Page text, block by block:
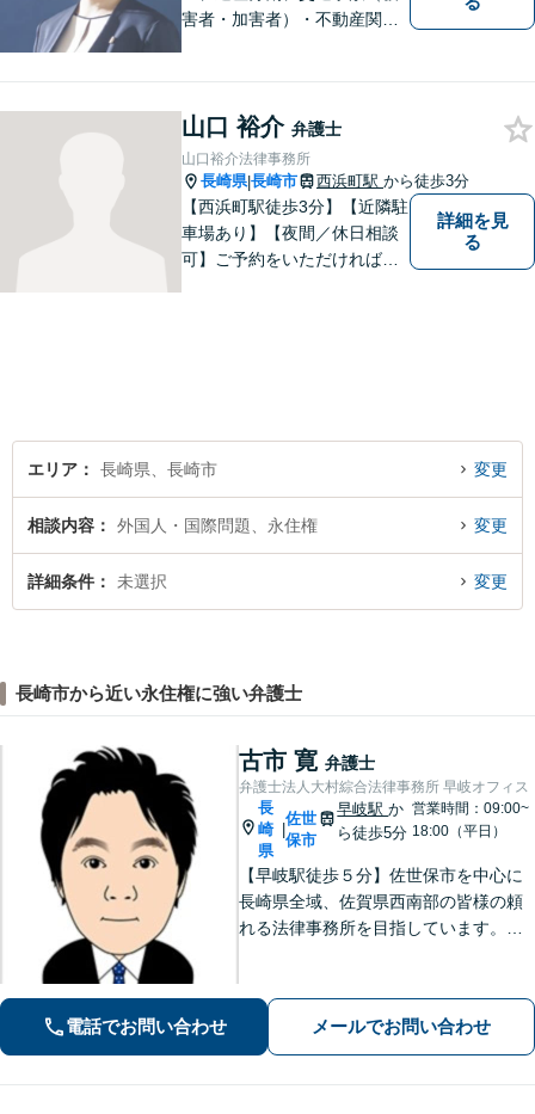
害者・加害者）・不動産関連
山口 裕介 弁護士
山口裕介法律事務所
長崎県|長崎市 西浜町駅 から徒歩3分
【西浜町駅徒歩3分】【近隣駐
車場あり】【夜間／休日相談
可】ご予約をいただければ、
詳細を見
る
エリア 長崎県、長崎市 変更
相談内容 外国人・国際問題、永住権 変更
詳細条件 未選択 変更
長崎市から近い永住権に強い弁護士
古市 寛 弁護士
弁護士法人大村綜合法律事務所 早岐オフィス
長
崎
県
佐世
保市
早岐駅か
ら徒歩5分
営業時間：09:00~
18:00（平日）
【早岐駅徒歩５分】佐世保市を中心に
長崎県全域、佐賀県西南部の皆様の頼
れる法律事務所を目指しています。相
います。早期解決には、早めのご相談
が肝要です。
電話でお問い合わせ メールでお問い合わせ